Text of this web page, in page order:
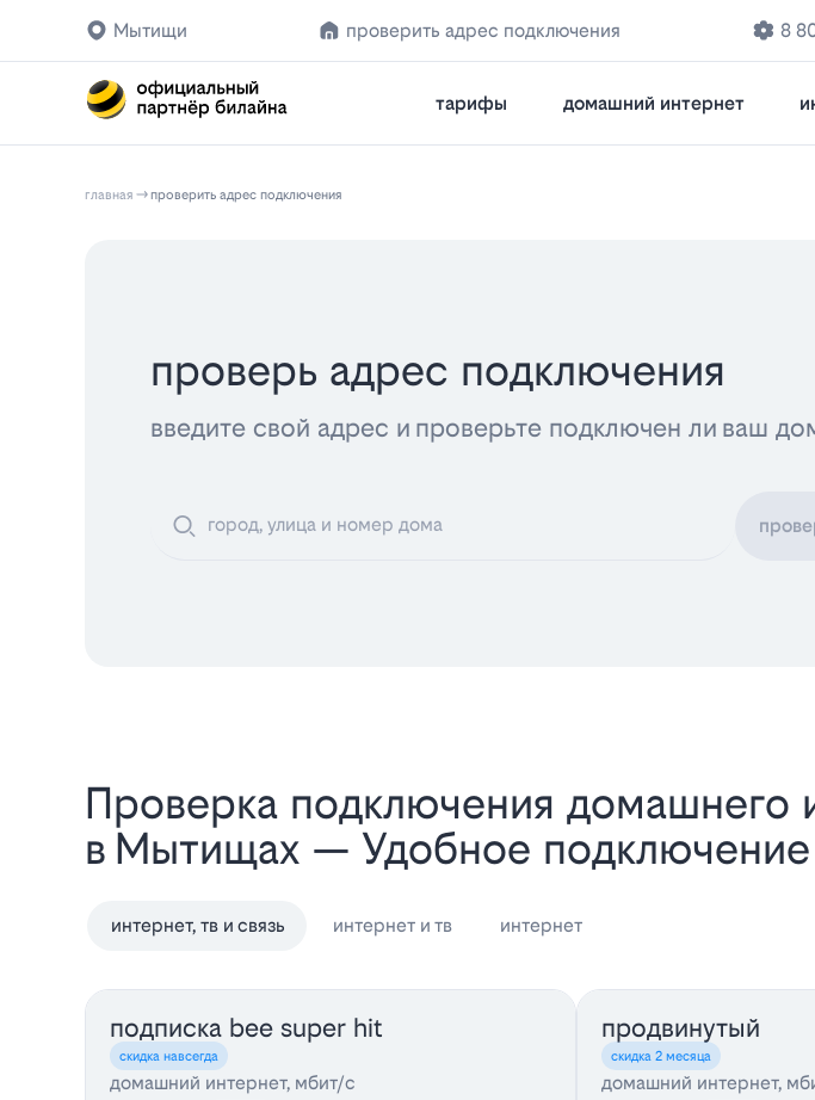
Мытищи проверить адрес подключения 8
тарифы домашний интернет
главная проверить адрес подключения
проверь адрес подключения
введите свой адрес и проверьте подключен ли ваш
Проверка подключения домашнего
в Мытищах — Удобное подключение
интернет, тв и связь интернет и тв интернет
подписка bee super hit
скидка навсегда
домашний интернет, мбит/с
продвинутый
скидка 2 месяца
домашний интернет,